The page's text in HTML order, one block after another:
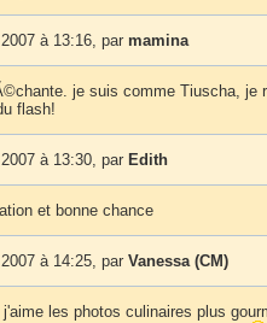
à 13:16, par mamina
je suis comme Tiuscha,
flash!
à 13:30, par Edith
et bonne chance
à 14:25, par Vanessa (CM)
les photos culinaires plus